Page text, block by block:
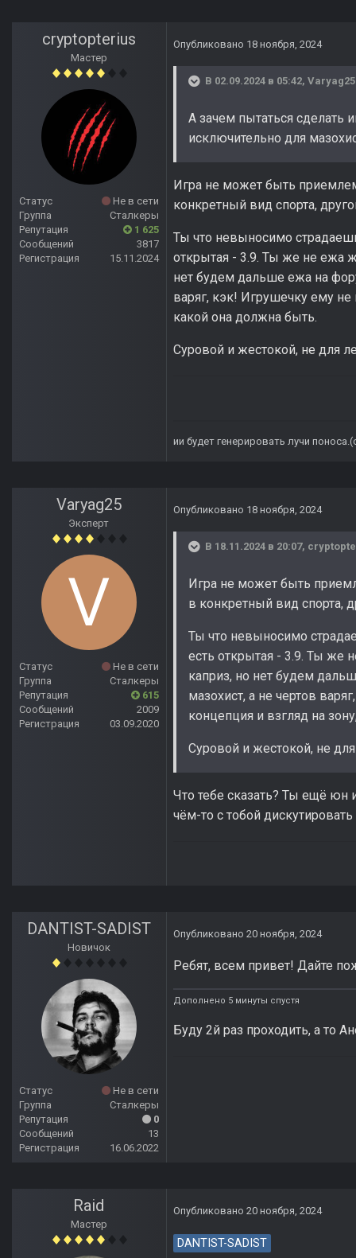
cryptopterius
Мастер
Статус
Не в сети
Группа
Сталкеры
Репутация
1 625
Сообщений
3817
Регистрация
15.11.2024
Опубликовано 18 ноября, 2024
В 02.09.2024 в 05:42, Varyag25
А зачем пытаться сделать
исключительно для
Игра не может быть
конкретный вид спорта,
Ты что невыносимо
открытая - 3.9. Ты же не ежа
нет будем дальше ежа на
варяг, кэк! Игрушечку ему
какой она должна быть.
Суровой и жестокой, не для
ии будет генерировать лучи
Varyag25
Эксперт
Статус
Не в сети
Группа
Сталкеры
Репутация
615
Сообщений
2009
Регистрация
03.09.2020
Опубликовано 18 ноября, 2024
В 18.11.2024 в 20:07,
Игра не может быть
в конкретный вид спорта,
Ты что невыносимо
есть открытая - 3.9. Ты же
каприз, но нет будем
мазохист, а не чертов
концепция и взгляд на
Суровой и жестокой, не
Что тебе сказать? Ты ещё юн
чём-то с тобой
DANTIST-SADIST
Новичок
Статус
Не в сети
Группа
Сталкеры
Репутация
0
Сообщений
13
Регистрация
16.06.2022
Опубликовано 20 ноября, 2024
Ребят, всем привет! Дайте
Дополнено 5 минуты спустя
Буду 2й раз проходить, а то
Raid
Мастер
Опубликовано 20 ноября, 2024
DANTIST-SADIST